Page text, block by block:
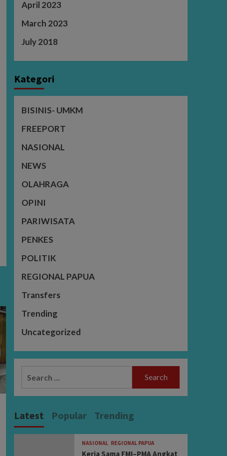
April 2023
March 2023
July 2018
Kategori
BISINIS- UMKM
FREEPORT
NASIONAL
NEWS
OLAHRAGA
OPINI
PARIWISATA
PENKES
POLITIK
REGIONAL PAPUA
Transfers
Trending
Uncategorized
Latest Popular Trending
NASIONAL REGIONAL PAPUA
Kerja Sama FMI–PMA Angkat